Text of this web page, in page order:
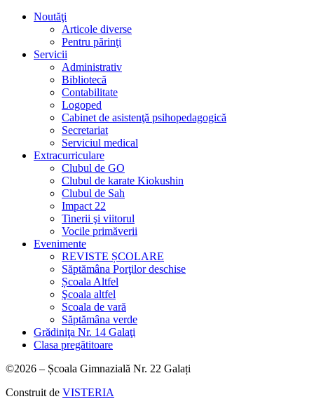
Noutăţi
Articole diverse
Pentru părinţi
Servicii
Administrativ
Bibliotecă
Contabilitate
Logoped
Cabinet de asistenţă psihopedagogică
Secretariat
Serviciul medical
Extracurriculare
Clubul de GO
Clubul de karate Kiokushin
Clubul de Sah
Impact 22
Tinerii şi viitorul
Vocile primăverii
Evenimente
REVISTE ȘCOLARE
Săptămâna Porţilor deschise
Școala Altfel
Şcoala altfel
Scoala de vară
Săptămâna verde
Grădiniţa Nr. 14 Galaţi
Clasa pregătitoare
©2026 – Școala Gimnazială Nr. 22 Galați
Construit de VISTERIA